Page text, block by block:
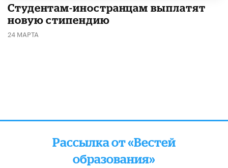
Студентам-иностранцам выплатят
новую стипендию
24 МАРТА
Рассылка от «Вестей
образования»